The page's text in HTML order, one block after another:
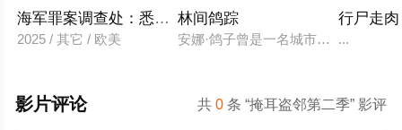
海军罪案调查处：悉尼第三季
2025 / 其它 / 欧美
林间鸽踪
安娜·鸽子曾是一名城市滑行者，在
行尸走
...
共0 条 “掩耳盗邻第二季” 影评
影片评论